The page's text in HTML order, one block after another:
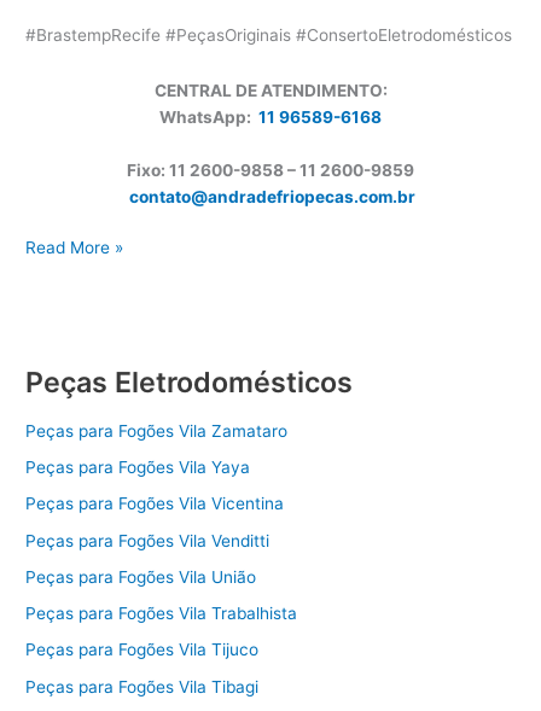
#BrastempRecife #PeçasOriginais #ConsertoEletrodomésticos
CENTRAL DE ATENDIMENTO:
WhatsApp: 11 96589-6168
Fixo: 11 2600-9858 – 11 2600-9859
contato@andradefriopecas.com.br
Peças
Read More »
Peças Eletrodomésticos
Peças para Fogões Vila Zamataro
Peças para Fogões Vila Yaya
Peças para Fogões Vila Vicentina
Peças para Fogões Vila Venditti
Peças para Fogões Vila União
Peças para Fogões Vila Trabalhista
Peças para Fogões Vila Tijuco
Peças para Fogões Vila Tibagi